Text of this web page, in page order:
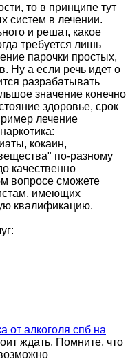
то в принципе тут
систем в лечении.
и решат, какое
требуется лишь
парочки простых,
Ну а если речь идет о
разрабатывать
значение конечно
здоровье, срок
лечение
кокаин,
по-разному
качественно
вопросе сможете
имеющих
квалификацию.
от алкоголя спб на
ждать. Помните, что